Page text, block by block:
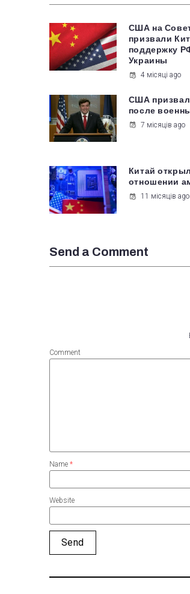
США на
призвали
поддержку
Украины
4 місяці ago
США
после
7 місяців ago
Китай
отношении
11 місяців ago
Send a Comment
Comment
Name *
Website